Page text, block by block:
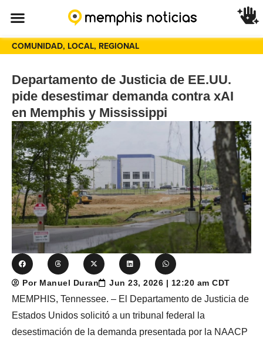
COMUNIDAD, LOCAL, REGIONAL
Departamento de Justicia de EE.UU.
pide desestimar demanda contra xAI
en Memphis y Mississippi
Por Manuel Duran Jun 23, 2026 | 12:20 am CDT
MEMPHIS, Tennessee. – El Departamento de Justicia de
Estados Unidos solicitó a un tribunal federal la
desestimación de la demanda presentada por la NAACP